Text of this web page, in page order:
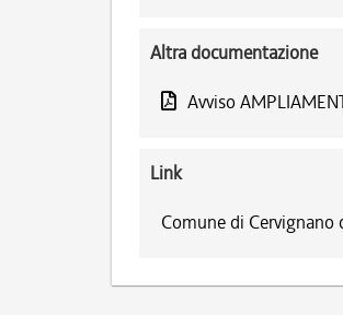
Altra documentazione
Avviso
Link
Comune di